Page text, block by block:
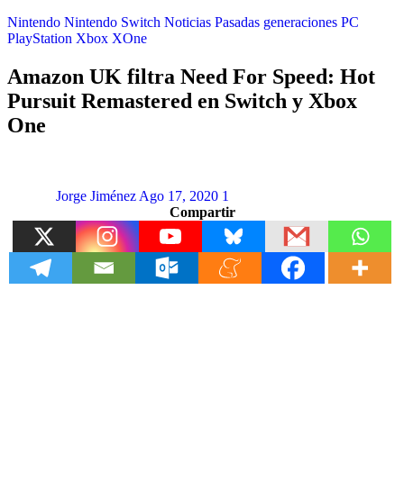
Nintendo Nintendo Switch Noticias Pasadas generaciones PC
PlayStation Xbox XOne
Amazon UK filtra Need For Speed: Hot
Pursuit Remastered en Switch y Xbox
One
Jorge Jiménez Ago 17, 2020 1
Compartir